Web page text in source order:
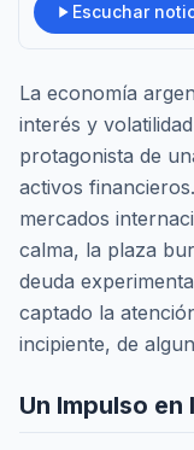
Escuchar
La economía
interés y
protagonista de
activos
mercados
calma, la plaza
deuda
captado la
incipiente, de
Un Impulso